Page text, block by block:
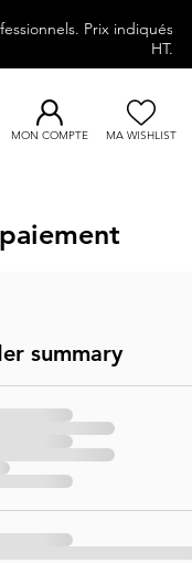
Prix indiqués
HT.
MON COMPTE MA WISHLIST
summary